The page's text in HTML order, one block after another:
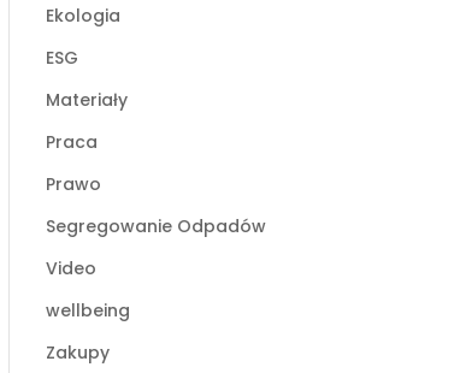
Ekologia
ESG
Materiały
Praca
Prawo
Segregowanie Odpadów
Video
wellbeing
Zakupy